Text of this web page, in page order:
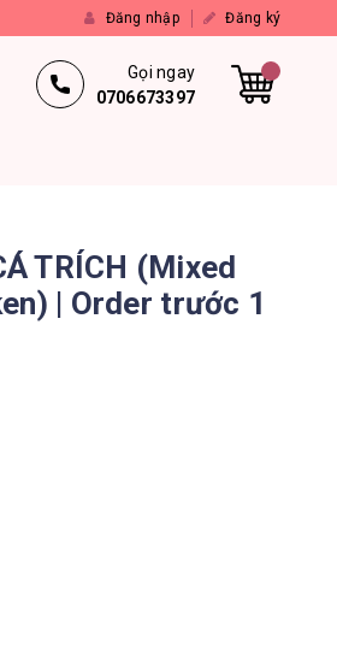
Đăng nhập Đăng ký
Gọi ngay
0706673397
TRÍCH (Mixed
| Order trước 1